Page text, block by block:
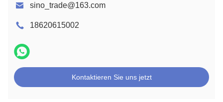
sino_trade@163.com
18620615002
Kontaktieren Sie uns jetzt